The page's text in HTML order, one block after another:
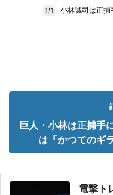
1/1 小林誠司は正捕
巨人・小林は正捕
は「かつてのギ
電撃ト